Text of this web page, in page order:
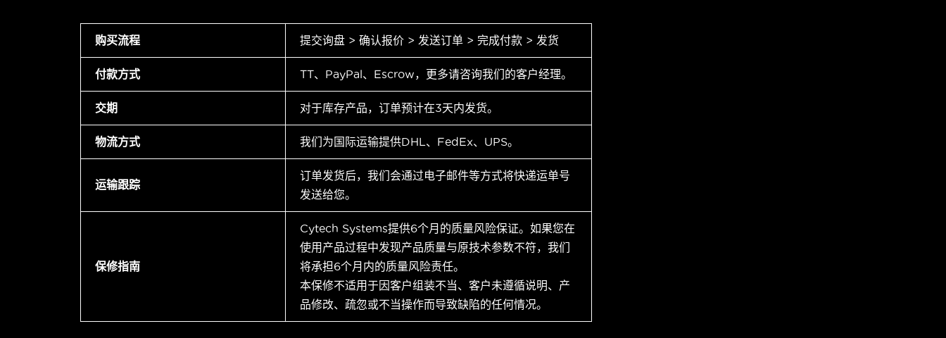
购买流程 提交询盘 > 确认报价 > 发送订单 > 完成付款 > 发货
付款方式 TT、PayPal、Escrow，更多请咨询我们的客户经理。
交期 对于库存产品，订单预计在3天内发货。
物流方式 我们为国际运输提供DHL、FedEx、UPS。
运输跟踪
订单发货后，我们会通过电子邮件等方式将快递运单号
发送给您。
保修指南
Cytech Systems提供6个月的质量风险保证。如果您在
使用产品过程中发现产品质量与原技术参数不符，我们
将承担6个月内的质量风险责任。
本保修不适用于因客户组装不当、客户未遵循说明、产
品修改、疏忽或不当操作而导致缺陷的任何情况。